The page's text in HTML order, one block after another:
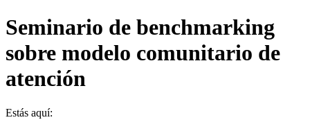
Seminario de benchmarking
sobre modelo comunitario de
atención
Estás aquí: